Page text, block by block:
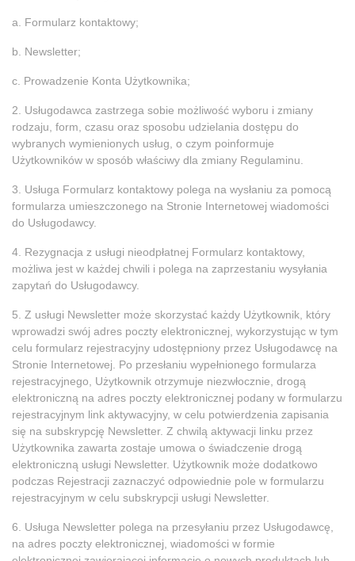
a. Formularz kontaktowy;
b. Newsletter;
c. Prowadzenie Konta Użytkownika;
2. Usługodawca zastrzega sobie możliwość wyboru i zmiany
rodzaju, form, czasu oraz sposobu udzielania dostępu do
wybranych wymienionych usług, o czym poinformuje
Użytkowników w sposób właściwy dla zmiany Regulaminu.
3. Usługa Formularz kontaktowy polega na wysłaniu za pomocą
formularza umieszczonego na Stronie Internetowej wiadomości
do Usługodawcy.
4. Rezygnacja z usługi nieodpłatnej Formularz kontaktowy,
możliwa jest w każdej chwili i polega na zaprzestaniu wysyłania
zapytań do Usługodawcy.
5. Z usługi Newsletter może skorzystać każdy Użytkownik, który
wprowadzi swój adres poczty elektronicznej, wykorzystując w tym
celu formularz rejestracyjny udostępniony przez Usługodawcę na
Stronie Internetowej. Po przesłaniu wypełnionego formularza
rejestracyjnego, Użytkownik otrzymuje niezwłocznie, drogą
elektroniczną na adres poczty elektronicznej podany w formularzu
rejestracyjnym link aktywacyjny, w celu potwierdzenia zapisania
się na subskrypcję Newsletter. Z chwilą aktywacji linku przez
Użytkownika zawarta zostaje umowa o świadczenie drogą
elektroniczną usługi Newsletter. Użytkownik może dodatkowo
podczas Rejestracji zaznaczyć odpowiednie pole w formularzu
rejestracyjnym w celu subskrypcji usługi Newsletter.
6. Usługa Newsletter polega na przesyłaniu przez Usługodawcę,
na adres poczty elektronicznej, wiadomości w formie